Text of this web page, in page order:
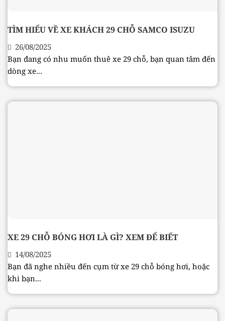
TÌM HIỂU VỀ XE KHÁCH 29 CHỖ SAMCO ISUZU
Bạn đang có nhu muốn thuê xe 29 chỗ, bạn quan tâm đến
dòng xe...
26/08/2025
XE 29 CHỖ BÓNG HƠI LÀ GÌ? XEM ĐỂ BIẾT
Bạn đã nghe nhiều đến cụm từ xe 29 chỗ bóng hơi, hoặc
khi bạn...
14/08/2025